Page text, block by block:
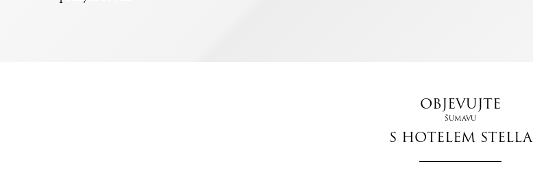
OBJEVUJTE
ŠUMAVU
S HOTELEM STELLA